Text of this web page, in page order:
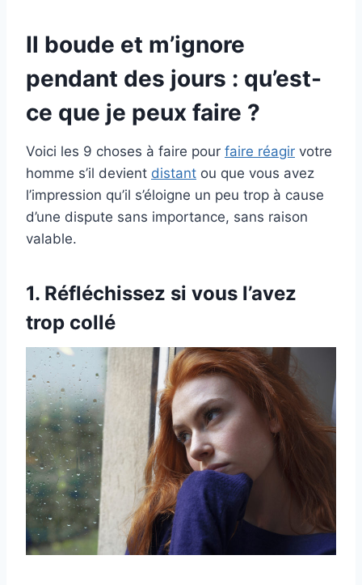
Il boude et m’ignore
pendant des jours : qu’est-
ce que je peux faire ?
Voici les 9 choses à faire pour faire réagir votre
homme s’il devient distant ou que vous avez
l’impression qu’il s’éloigne un peu trop à cause
d’une dispute sans importance, sans raison
valable.
1. Réfléchissez si vous l’avez
trop collé